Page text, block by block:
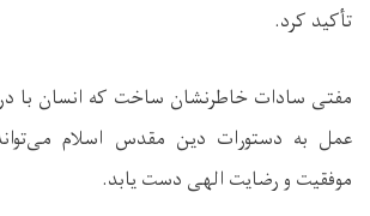
تأکید کرد.
مفتی سادات خاطرنشان ساخت که انسان با
عمل به دستورات دین مقدس اسلام
موفقیت و رضایت الهی دست یابد.